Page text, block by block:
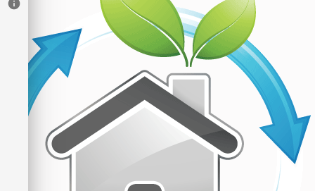
info